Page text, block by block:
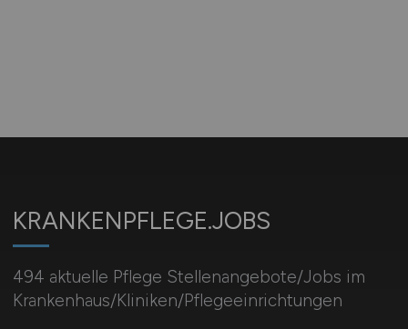
KRANKENPFLEGE.JOBS
494 aktuelle Pflege Stellenangebote/Jobs im
Krankenhaus/Kliniken/Pflegeeinrichtungen